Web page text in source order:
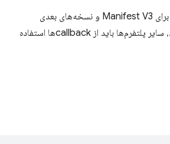
Promiseها فقط برای Manifest V3 و نسخه‌های بعدی
پشتیبانی می‌شوند، سایر پلتفرم‌ها باید از callbackها استفاده